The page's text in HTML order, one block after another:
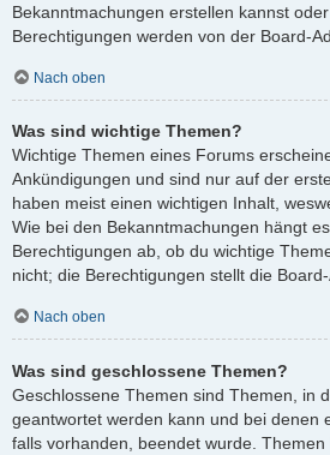
Bekanntmachungen erstellen kannst
Berechtigungen werden von der Board-
Nach oben
Was sind wichtige Themen?
Wichtige Themen eines Forums
Ankündigungen und sind nur auf der
haben meist einen wichtigen Inhalt,
Wie bei den Bekanntmachungen hängt
Berechtigungen ab, ob du wichtige
nicht; die Berechtigungen stellt die
Nach oben
Was sind geschlossene Themen?
Geschlossene Themen sind Themen, in
geantwortet werden kann und bei denen
falls vorhanden, beendet wurde. Themen